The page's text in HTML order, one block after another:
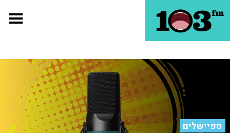
ספיישלים